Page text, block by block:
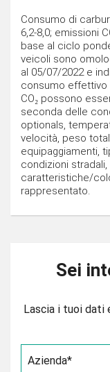
Consumo di
6,2-8,0; emissioni
base al ciclo
veicoli sono
al 05/07/2022 e
consumo effettivo
CO₂ possono
seconda delle
optionals,
velocità, peso
equipaggiamenti,
condizioni
caratteristiche/
rappresentato.
Sei
Lascia i tuoi dati
Azienda*